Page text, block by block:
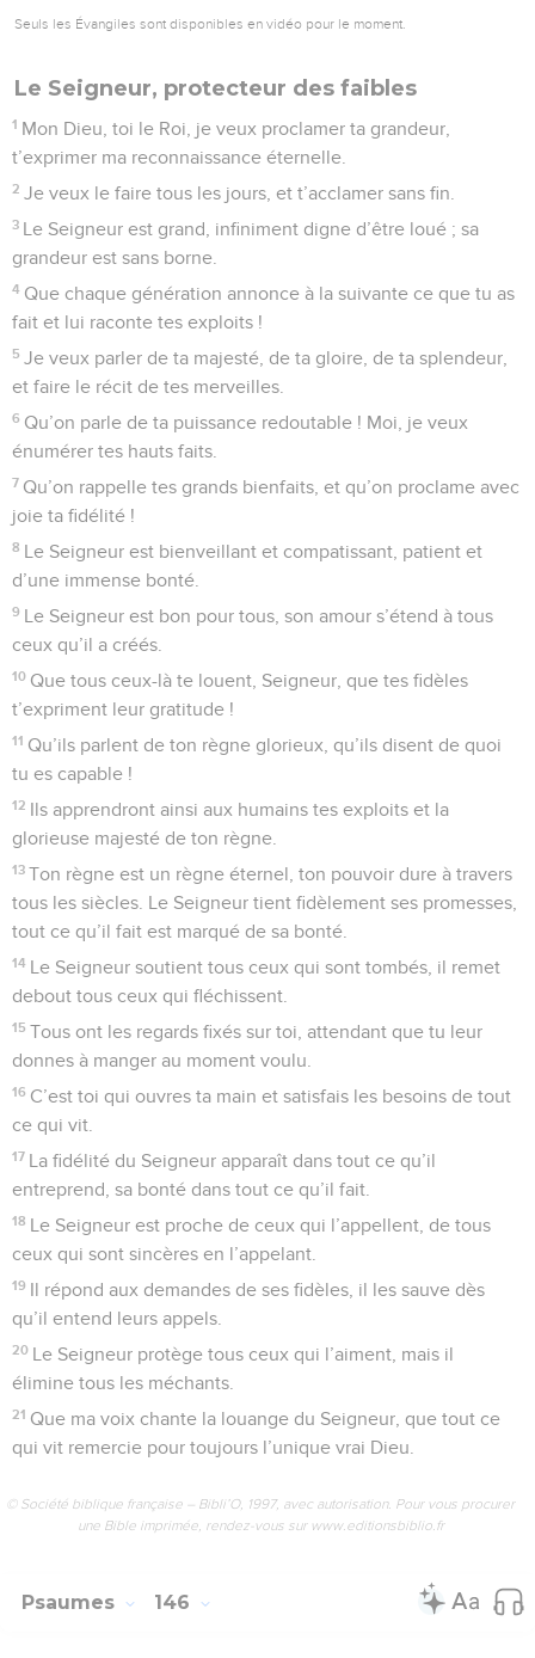
Seuls les Évangiles sont disponibles en vidéo pour le moment.
Le Seigneur, protecteur des faibles
1 Mon Dieu, toi le Roi, je veux proclamer ta grandeur,
t’exprimer ma reconnaissance éternelle.
2 Je veux le faire tous les jours, et t’acclamer sans fin.
3 Le Seigneur est grand, infiniment digne d’être loué ; sa
grandeur est sans borne.
4 Que chaque génération annonce à la suivante ce que tu as
fait et lui raconte tes exploits !
5 Je veux parler de ta majesté, de ta gloire, de ta splendeur,
et faire le récit de tes merveilles.
6 Qu’on parle de ta puissance redoutable ! Moi, je veux
énumérer tes hauts faits.
7 Qu’on rappelle tes grands bienfaits, et qu’on proclame avec
joie ta fidélité !
8 Le Seigneur est bienveillant et compatissant, patient et
d’une immense bonté.
9 Le Seigneur est bon pour tous, son amour s’étend à tous
ceux qu’il a créés.
10 Que tous ceux-là te louent, Seigneur, que tes fidèles
t’expriment leur gratitude !
11 Qu’ils parlent de ton règne glorieux, qu’ils disent de quoi
tu es capable !
12 Ils apprendront ainsi aux humains tes exploits et la
glorieuse majesté de ton règne.
13 Ton règne est un règne éternel, ton pouvoir dure à travers
tous les siècles. Le Seigneur tient fidèlement ses promesses,
tout ce qu’il fait est marqué de sa bonté.
14 Le Seigneur soutient tous ceux qui sont tombés, il remet
debout tous ceux qui fléchissent.
15 Tous ont les regards fixés sur toi, attendant que tu leur
donnes à manger au moment voulu.
16 C’est toi qui ouvres ta main et satisfais les besoins de tout
ce qui vit.
17 La fidélité du Seigneur apparaît dans tout ce qu’il
entreprend, sa bonté dans tout ce qu’il fait.
18 Le Seigneur est proche de ceux qui l’appellent, de tous
ceux qui sont sincères en l’appelant.
19 Il répond aux demandes de ses fidèles, il les sauve dès
qu’il entend leurs appels.
20 Le Seigneur protège tous ceux qui l’aiment, mais il
élimine tous les méchants.
21 Que ma voix chante la louange du Seigneur, que tout ce
qui vit remercie pour toujours l’unique vrai Dieu.
© Société biblique française – Bibli’O, 1997, avec autorisation. Pour vous procurer
une Bible imprimée, rendez-vous sur www.editionsbiblio.fr
Psaumes 146